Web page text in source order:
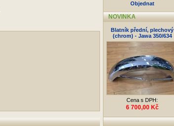
Objednat
NOVINKA
Blatník přední, plechový
(chrom) - Jawa 350/634
Cena s DPH:
6 700,00 Kč